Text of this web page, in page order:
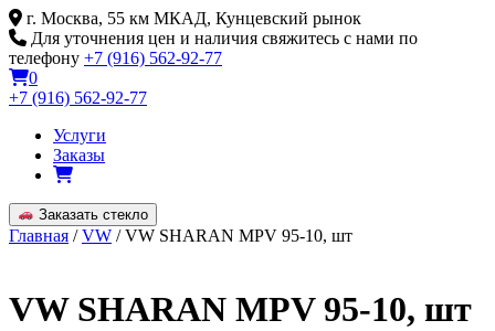
Skip
to
content
г. Москва, 55 км МКАД, Кунцевский рынок
Для уточнения цен и наличия свяжитесь с нами по
телефону +7 (916) 562-92-77
0
+7 (916) 562-92-77
Услуги
Заказы
Заказать стекло
Главная /VW / VW SHARAN MPV 95-10, шт
VW SHARAN MPV 95-10, шт